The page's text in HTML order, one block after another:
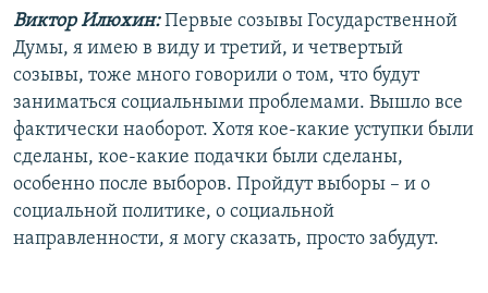
Виктор Илюхин: Первые созывы Государственной
Думы, я имею в виду и третий, и четвертый
созывы, тоже много говорили о том, что будут
заниматься социальными проблемами. Вышло все
фактически наоборот. Хотя кое-какие уступки были
сделаны, кое-какие подачки были сделаны,
особенно после выборов. Пройдут выборы – и о
социальной политике, о социальной
направленности, я могу сказать, просто забудут.